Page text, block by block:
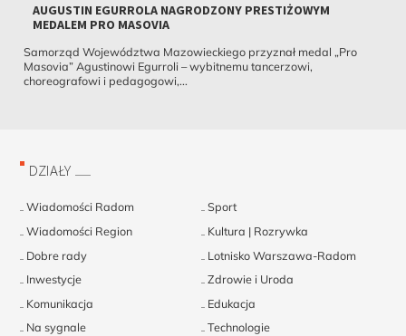
AUGUSTIN EGURROLA NAGRODZONY PRESTIŻOWYM
MEDALEM PRO MASOVIA
Samorząd Województwa Mazowieckiego przyznał medal „Pro
Masovia” Agustinowi Egurroli – wybitnemu tancerzowi,
choreografowi i pedagogowi,...
DZIAŁY
Wiadomości Radom
Sport
Wiadomości Region
Kultura | Rozrywka
Dobre rady
Lotnisko Warszawa-Radom
Inwestycje
Zdrowie i Uroda
Komunikacja
Edukacja
Na sygnale
Technologie